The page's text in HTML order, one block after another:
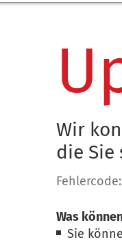
Wir
die Sie
Was
Sie